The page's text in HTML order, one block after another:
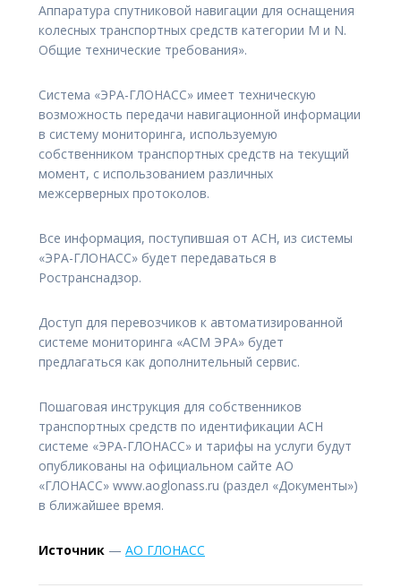
Аппаратура спутниковой навигации для оснащения
колесных транспортных средств категории М и N.
Общие технические требования».
Система «ЭРА-ГЛОНАСС» имеет техническую
возможность передачи навигационной информации
в систему мониторинга, используемую
собственником транспортных средств на текущий
момент, с использованием различных
межсерверных протоколов.
Все информация, поступившая от АСН, из системы
«ЭРА-ГЛОНАСС» будет передаваться в
Ространснадзор.
Доступ для перевозчиков к автоматизированной
системе мониторинга «АСМ ЭРА» будет
предлагаться как дополнительный сервис.
Пошаговая инструкция для собственников
транспортных средств по идентификации АСН
системе «ЭРА-ГЛОНАСС» и тарифы на услуги будут
опубликованы на официальном сайте АО
«ГЛОНАСС» www.aoglonass.ru (раздел «Документы»)
в ближайшее время.
Источник — АО ГЛОНАСС